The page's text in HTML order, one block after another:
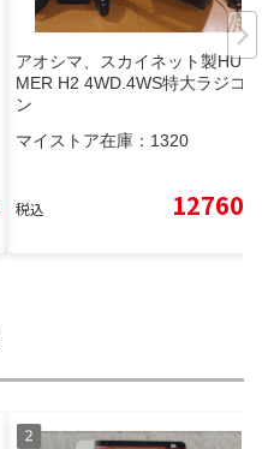
アオシマ、スカイネット製HUM
MER H2 4WD.4WS特大ラジコ
ン
マイストア在庫： 1320
税込 12760